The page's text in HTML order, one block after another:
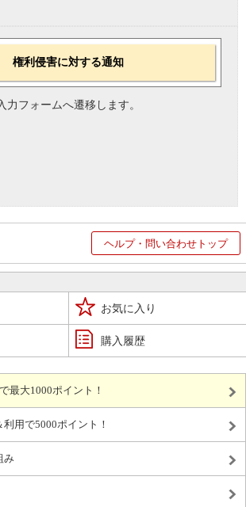
権利侵害に対する通知
力フォームへ遷移します。
ヘルプ・問い合わせトップ
お気に入り
購入履歴
最大1000ポイント！
用で5000ポイント！
み